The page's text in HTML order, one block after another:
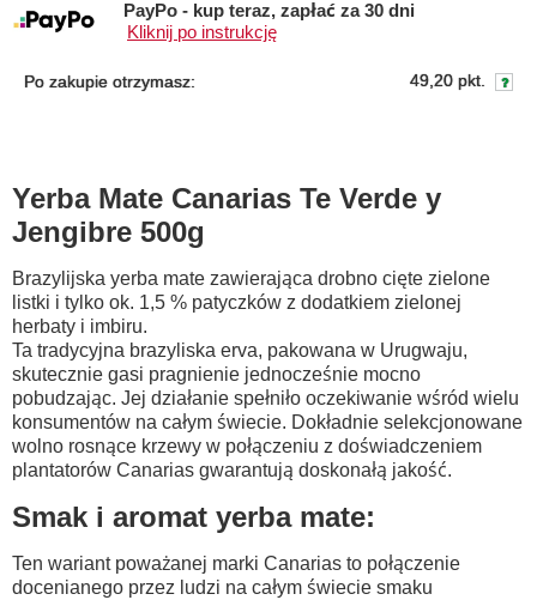
PayPo - kup teraz, zapłać za 30 dni
Kliknij po instrukcję
Po zakupie otrzymasz: 49,20 pkt.
Yerba Mate Canarias Te Verde y
Jengibre 500g
Brazylijska yerba mate zawierająca drobno cięte zielone
listki i tylko ok. 1,5 % patyczków z dodatkiem zielonej
herbaty i imbiru.
Ta tradycyjna brazyliska erva, pakowana w Urugwaju,
skutecznie gasi pragnienie jednocześnie mocno
pobudzając. Jej działanie spełniło oczekiwanie wśród wielu
konsumentów na całym świecie. Dokładnie selekcjonowane
wolno rosnące krzewy w połączeniu z doświadczeniem
plantatorów Canarias gwarantują doskonałą jakość.
Smak i aromat yerba mate:
Ten wariant poważanej marki Canarias to połączenie
docenianego przez ludzi na całym świecie smaku